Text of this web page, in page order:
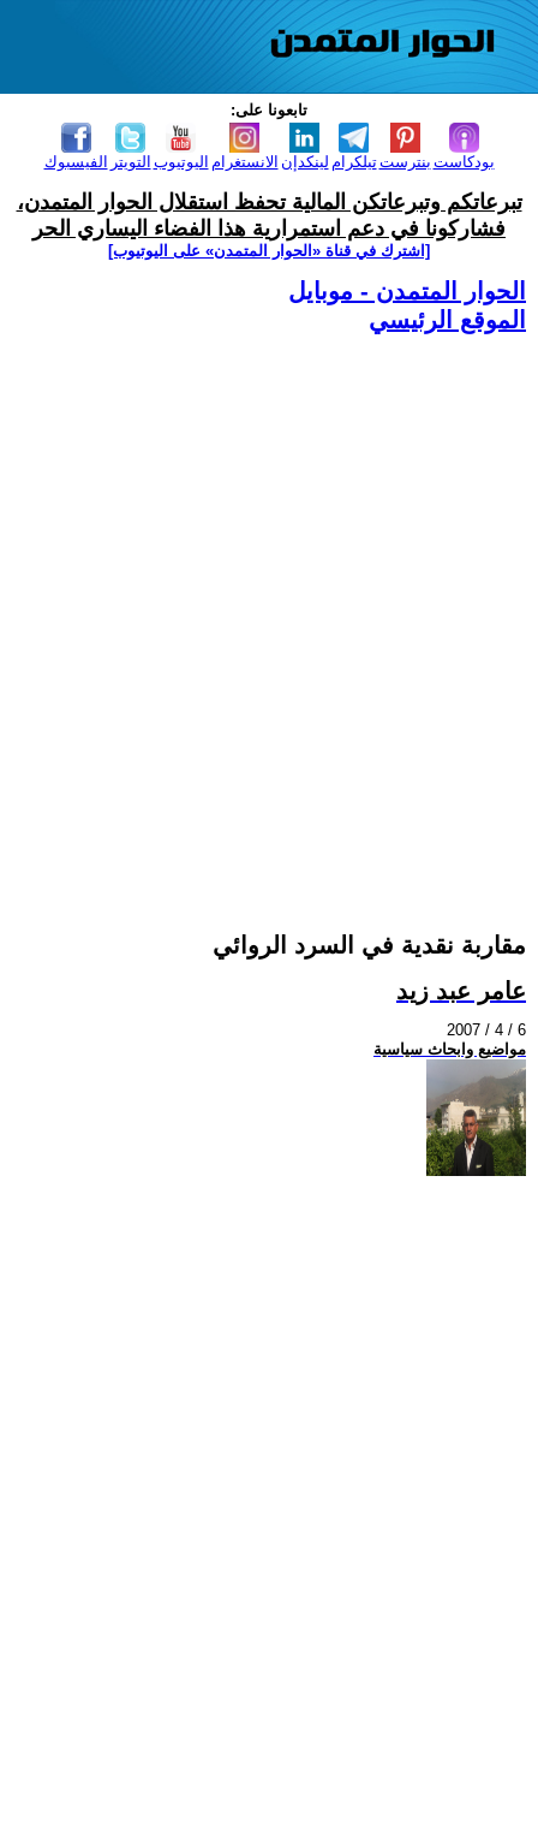
تابعونا على:
الفيسبوك التويتر اليوتيوب الانستغرام لينكدإن تيلكرامبنترست بودكاست
تبرعاتكم وتبرعاتكن المالية تحفظ استقلال الحوار المتمدن،
فشاركونا في دعم استمرارية هذا الفضاء اليساري الحر
[اشترك في قناة ‫«الحوار المتمدن» على اليوتيوب]
الحوار المتمدن - موبايل
الموقع الرئيسي
مقاربة نقدية في السرد الروائي
عامر عبد زيد
2007 / 4 / 6
مواضيع وابحاث سياسية